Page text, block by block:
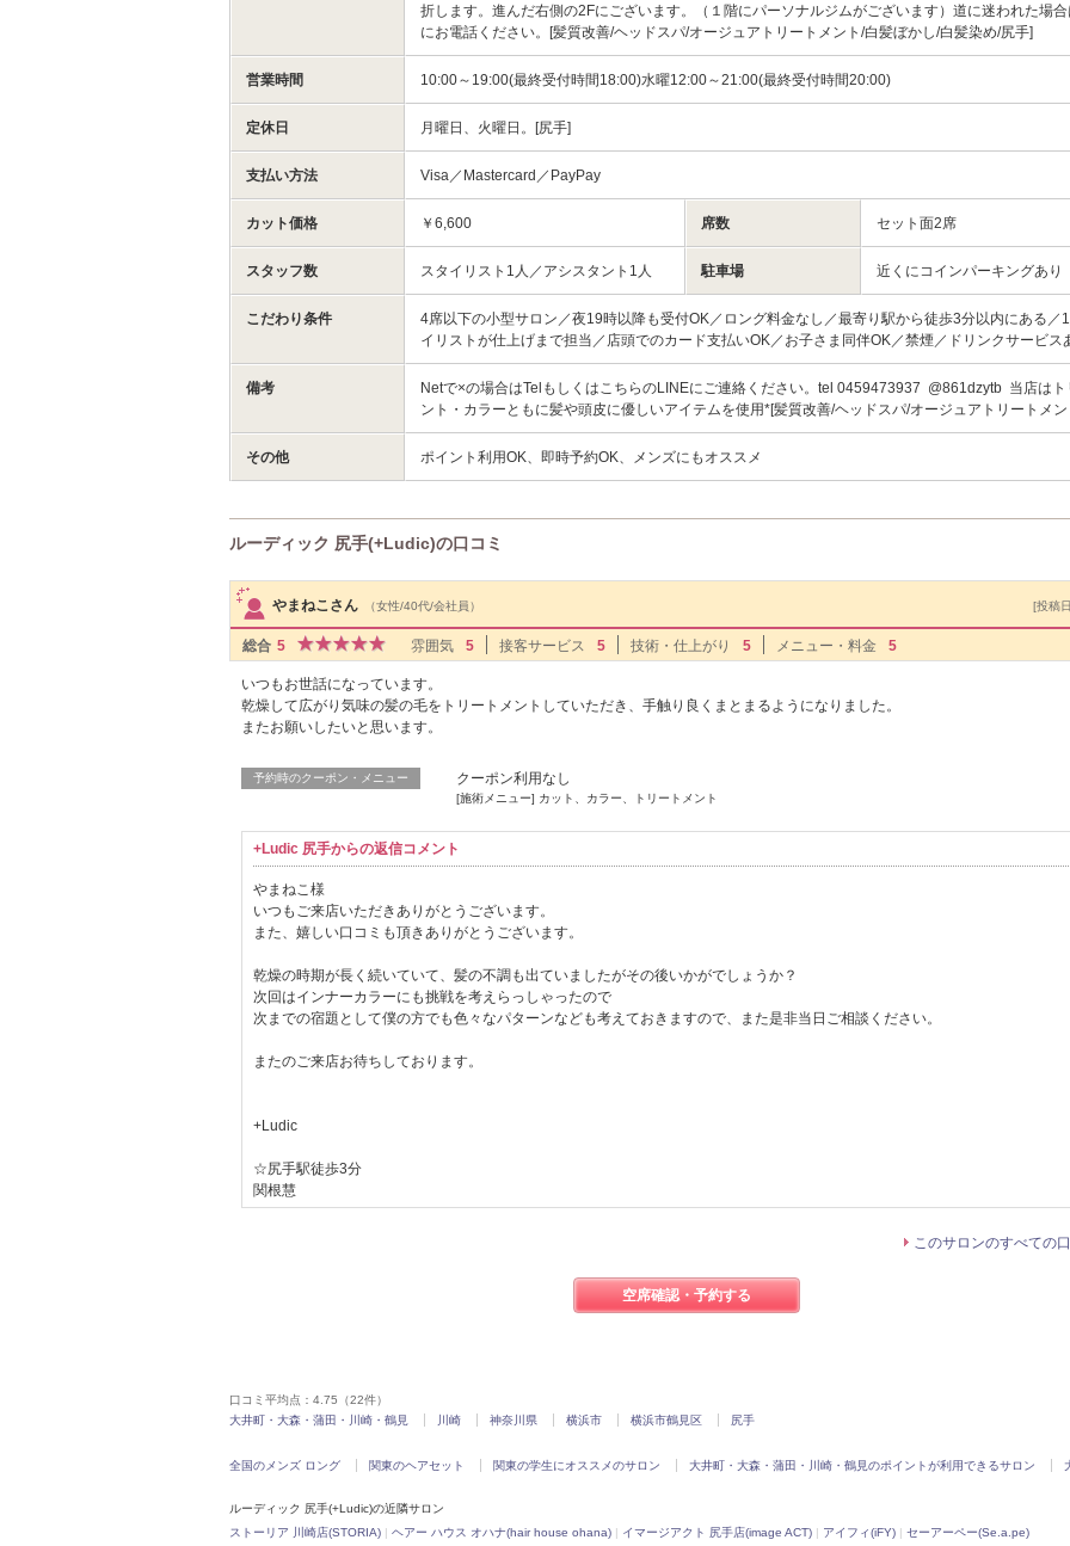
折します。進んだ右側の2Fにございます。（１階にパーソナルジムがございます）道に迷われた場
にお電話ください。[髪質改善/ヘッドスパ/オージュアトリートメント/白髪ぼかし/白髪染め/尻手]
営業時間 10:00～19:00(最終受付時間18:00)水曜12:00～21:00(最終受付時間20:00)
定休日 月曜日、火曜日。[尻手]
支払い方法 Visa／Mastercard／PayPay
カット価格 ￥6,600 席数 セット面2席
スタッフ数 スタイリスト1人／アシスタント1人 駐車場 近くにコインパーキングあり
こだわり条件
4席以下の小型サロン／夜19時以降も受付OK／ロング料金なし／最寄り駅から徒歩3分以内にある／
イリストが仕上げまで担当／店頭でのカード支払いOK／お子さま同伴OK／禁煙／ドリンクサービス
備考
Netで×の場合はTelもしくはこちらのLINEにご連絡ください。tel 0459473937 @861dzytb 当店はト
ント・カラーともに髪や頭皮に優しいアイテムを使用*[髪質改善/ヘッドスパ/オージュアトリートメ
その他 ポイント利用OK、即時予約OK、メンズにもオススメ
ルーディック 尻手(+Ludic)の口コミ
サロンPick Up
やまねこさん
（女性/40代/会社員） [投稿
総合 5 雰囲気 5 接客サービス 5 技術・仕上がり 5 メニュー・料金 5
いつもお世話になっています。
乾燥して広がり気味の髪の毛をトリートメントしていただき、手触り良くまとまるようになりました。
またお願いしたいと思います。
予約時のクーポン・メニュー クーポン利用なし
[施術メニュー] カット、カラー、トリートメント
+Ludic 尻手からの返信コメント
やまねこ様
いつもご来店いただきありがとうございます。
また、嬉しい口コミも頂きありがとうございます。
乾燥の時期が長く続いていて、髪の不調も出ていましたがその後いかがでしょうか？
次回はインナーカラーにも挑戦を考えらっしゃったので
次までの宿題として僕の方でも色々なパターンなども考えておきますので、また是非当日ご相談ください。
またのご来店お待ちしております。
+Ludic
☆尻手駅徒歩3分
関根慧
このサロンのすべての
空席確認・予約する
口コミ平均点： 4.75 （22件）
大井町・大森・蒲田・川崎・鶴見 川崎 神奈川県 横浜市 横浜市鶴見区 尻手
全国のメンズ ロング 関東のヘアセット 関東の学生にオススメのサロン 大井町・大森・蒲田・川崎・鶴見のポイントが利用できるサロン
ルーディック 尻手(+Ludic)の近隣サロン
ストーリア 川崎店(STORIA) | ヘアー ハウス オハナ(hair house ohana) | イマージアクト 尻手店(image ACT) | アイフィ(iFY) | セーアーペー(Se.a.pe)